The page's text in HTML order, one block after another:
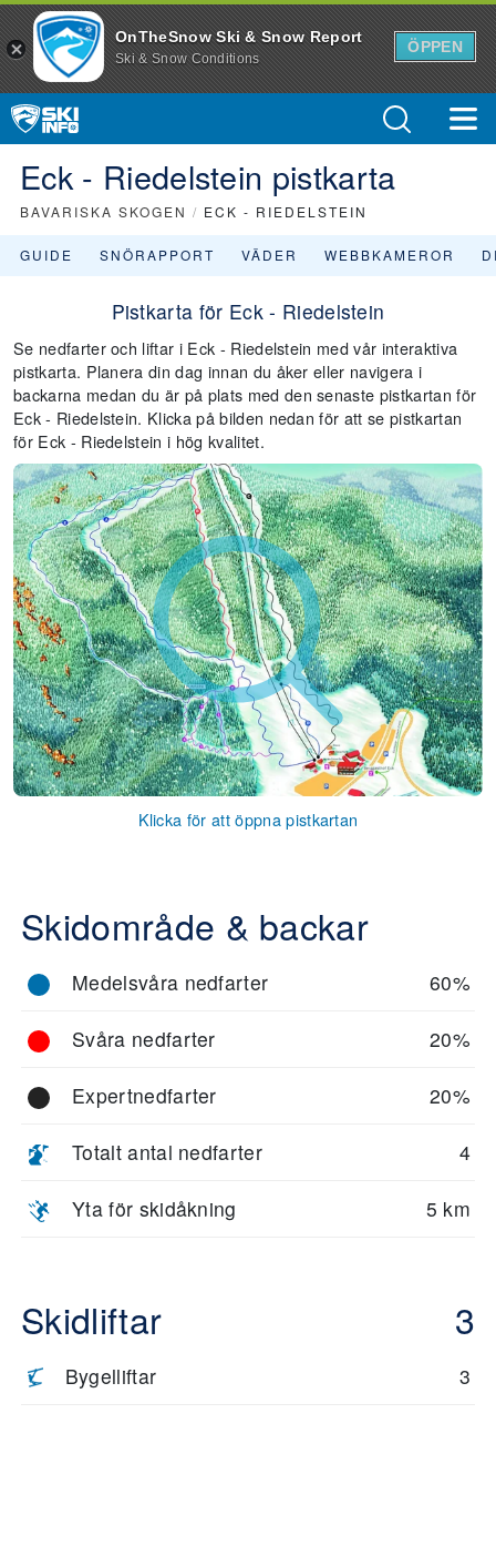
OnTheSnow Ski & Snow Report
Ski & Snow Conditions
ÖPPEN
Eck - Riedelstein pistkarta
BAVARISKA SKOGEN / ECK - RIEDELSTEIN
GUIDE SNÖRAPPORT VÄDER WEBBKAMEROR
Pistkarta för Eck - Riedelstein
Se nedfarter och liftar i Eck - Riedelstein med vår interaktiva
pistkarta. Planera din dag innan du åker eller navigera i
backarna medan du är på plats med den senaste pistkartan för
Eck - Riedelstein. Klicka på bilden nedan för att se pistkartan
för Eck - Riedelstein i hög kvalitet.
Klicka för att öppna pistkartan
Skidområde & backar
Medelsvåra nedfarter 60%
Svåra nedfarter 20%
Expertnedfarter 20%
Totalt antal nedfarter 4
Yta för skidåkning 5 km
Skidliftar 3
Bygelliftar 3